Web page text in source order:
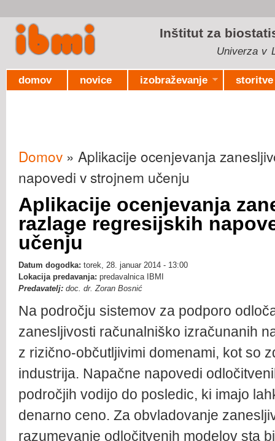
Inštitut za
Univerza v
domov novice izobraževanje storitve
Nahajate se tukaj
Domov » Aplikacije ocenjevanja
napovedi v strojnem učenju
Aplikacije ocenjevanja
razlage regresijskih
učenju
Datum dogodka: torek, 28. januar 2014 - 13:00
Lokacija predavanja: predavalnica IBMI
Predavatelj: doc. dr. Zoran Bosnić
Na področju sistemov za podporo
zanesljivosti računalniško izračunanih
z rizično-občutljivimi domenami, kot so
industrija. Napačne napovedi
področjih vodijo do posledic, ki imajo
denarno ceno. Za obvladovanje
razumevanje odločitvenih modelov sta